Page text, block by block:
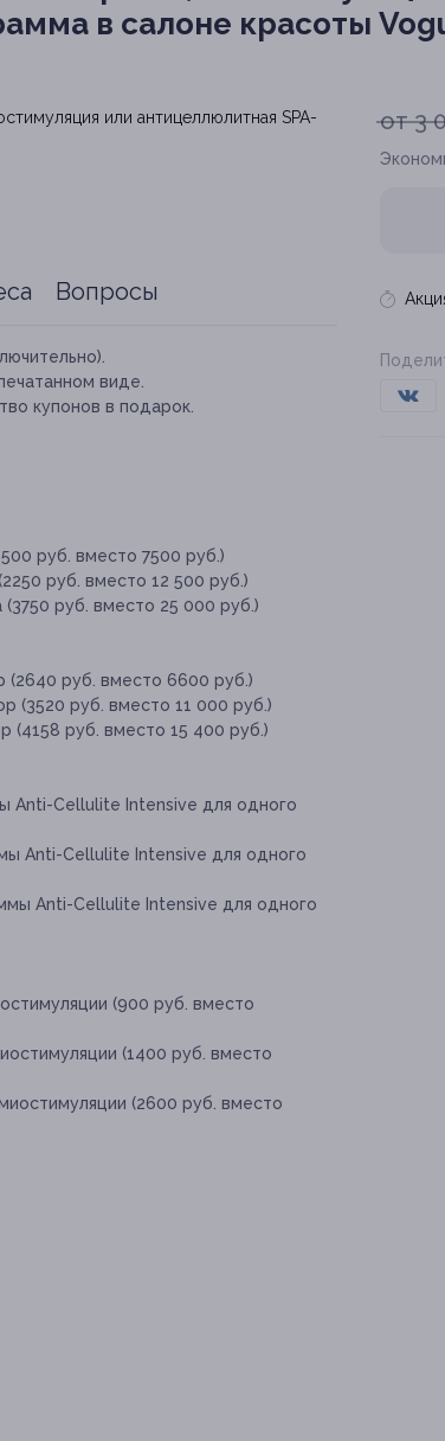
в салоне красоты
от 3
Вопросы
виде.
купонов в подарок.
руб. вместо 7500 руб.)
руб. вместо 12 500 руб.)
руб. вместо 25 000 руб.)
(2640 руб. вместо 6600 руб.)
(3520 руб. вместо 11 000 руб.)
(4158 руб. вместо 15 400 руб.)
Anti-Cellulite Intensive для одного
Anti-Cellulite Intensive для одного
Anti-Cellulite Intensive для одного
(900 руб. вместо
(1400 руб. вместо
(2600 руб. вместо